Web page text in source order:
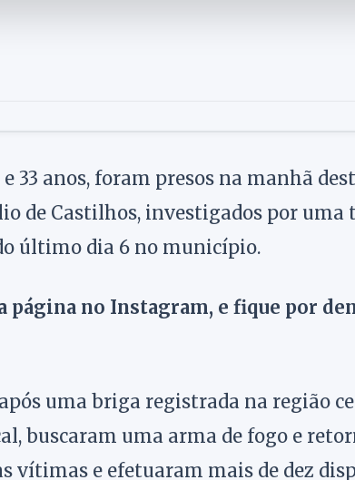
e 33 anos, foram presos na manhã
de Castilhos, investigados por
último dia 6 no município.
página no Instagram, e fique por
uma briga registrada na região
buscaram uma arma de fogo e
vítimas e efetuaram mais de dez